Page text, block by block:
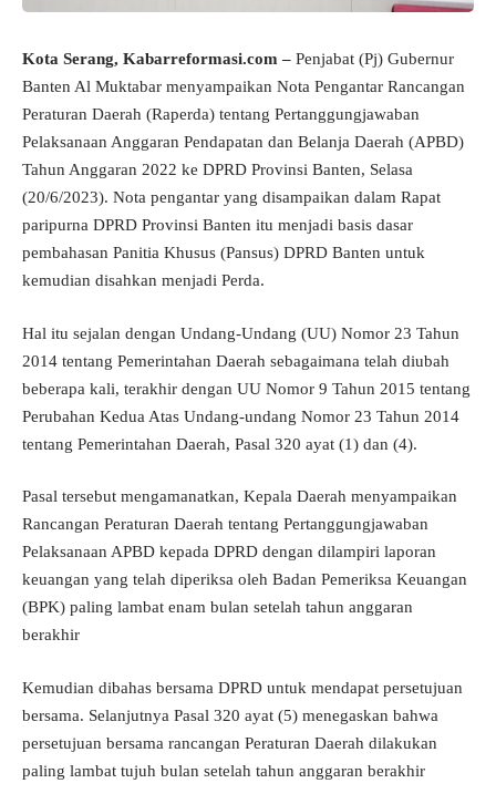
Kota Serang, Kabarreformasi.com – Penjabat (Pj) Gubernur
Banten Al Muktabar menyampaikan Nota Pengantar Rancangan
Peraturan Daerah (Raperda) tentang Pertanggungjawaban
Pelaksanaan Anggaran Pendapatan dan Belanja Daerah (APBD)
Tahun Anggaran 2022 ke DPRD Provinsi Banten, Selasa
(20/6/2023). Nota pengantar yang disampaikan dalam Rapat
paripurna DPRD Provinsi Banten itu menjadi basis dasar
pembahasan Panitia Khusus (Pansus) DPRD Banten untuk
kemudian disahkan menjadi Perda.
Hal itu sejalan dengan Undang-Undang (UU) Nomor 23 Tahun
2014 tentang Pemerintahan Daerah sebagaimana telah diubah
beberapa kali, terakhir dengan UU Nomor 9 Tahun 2015 tentang
Perubahan Kedua Atas Undang-undang Nomor 23 Tahun 2014
tentang Pemerintahan Daerah, Pasal 320 ayat (1) dan (4).
Pasal tersebut mengamanatkan, Kepala Daerah menyampaikan
Rancangan Peraturan Daerah tentang Pertanggungjawaban
Pelaksanaan APBD kepada DPRD dengan dilampiri laporan
keuangan yang telah diperiksa oleh Badan Pemeriksa Keuangan
(BPK) paling lambat enam bulan setelah tahun anggaran
berakhir
Kemudian dibahas bersama DPRD untuk mendapat persetujuan
bersama. Selanjutnya Pasal 320 ayat (5) menegaskan bahwa
persetujuan bersama rancangan Peraturan Daerah dilakukan
paling lambat tujuh bulan setelah tahun anggaran berakhir